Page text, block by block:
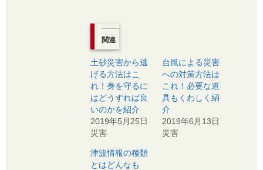
関連
土砂災害から逃
げる方法はこ
れ！身を守るに
はどうすれば良
いのかを紹介
2019年5月25日
災害
台風による災害
への対策方法は
これ！必要な道
具もくわしく紹
介
2019年6月13日
災害
津波情報の種類
とはどんなも